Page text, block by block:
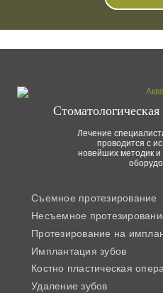
Съемное протезирование
Несъемное
Протезирование на
Имплантация зубов
Костно пластическая
Удаление зубов
Лечение
проводится с
новейших методик и